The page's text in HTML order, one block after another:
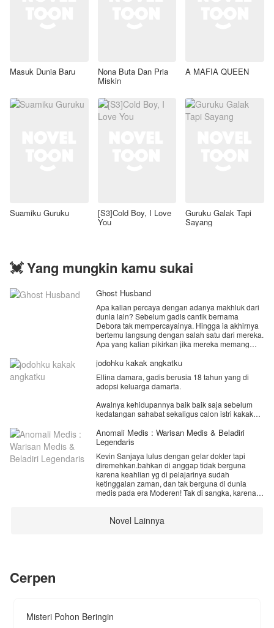
Masuk Dunia Baru Nona Buta Dan Pria
Miskin
A MAFIA QUEEN
Suamiku Guruku [S3]Cold Boy, I Love
You
Guruku Galak Tapi
Sayang
💓 Yang mungkin kamu sukai
Ghost Husband
Apa kalian percaya dengan adanya makhluk dari
dunia lain? Sebelum gadis cantik bernama
Debora tak mempercayainya. Hingga ia akhirnya
bertemu langsung dengan salah satu dari mereka.
Apa yang kalian pikirkan jika mereka memang
berpikir untuk mempersunting manusia? Debora
hantu. Terkadang ia dapat merasakan
sentuhannya, namun tak melihat wujudnya. Laki-
menghadapi masalah. "Siapa kau sebenarnya
Tuan? Bisakah kau melepaskan ku dan jangan
pada laki-laki tampan bak dewa yunani di
depannya tersebut. "Jangan berharap banyak.
Kau adalah permaisuri ku," ucap laki-laki tersebut
sambil memegang dagu Evelyn. "Apa kau sejenis
penguasa para hantu hingga aku harus menjadi
permaisuri mu? Dari negara mana saja aliansi
wilayah mu?" pertanyaan konyol yang terdengar
dari Debora tentu membuat laki-laki itu
jodohku kakak angkatku
Ellina damara, gadis berusia 18 tahun yang di
adopsi keluarga damarta.
Awalnya kehidupannya baik baik saja sebelum
kedatangan sahabat sekaligus calon istri kakak
oleh sang kakak karena di tuduh berbuat jahat
pada calon istrinya.
Hingga sebuah tragedi terjadi. Mereka tidur
bersama hingga mengakibatkan ellina hamil.
Namun sayangnya Arion sang kakak tak ingin
bertanggung jawab. Dan memaksa menyuruh
ellina menggugurkan kandungannya.
kehidupan Arion seta keluarganya. Melahirkan
Anomali Medis : Warisan Medis & Beladiri
Legendaris
Kevin Sanjaya lulus dengan gelar dokter tapi
diremehkan.bahkan di anggap tidak berguna
karena keahlian yg di pelajarinya sudah
ketinggalan zaman, dan tak berguna di dunia
medis pada era Moderen! Tak di sangka, karena
tinggalkan kakekNya sebagai warisan keluarga.
Dengan mempelajari buku kitab medis surgawi
Novel Lainnya
Cerpen
Misteri Pohon Beringin